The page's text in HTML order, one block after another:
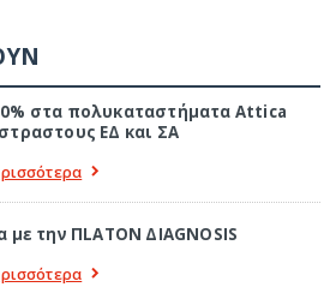
στα πολυκαταστήματα Attica
ΕΔ και ΣΑ
με την ΠLATON ΔIAGNOSIS